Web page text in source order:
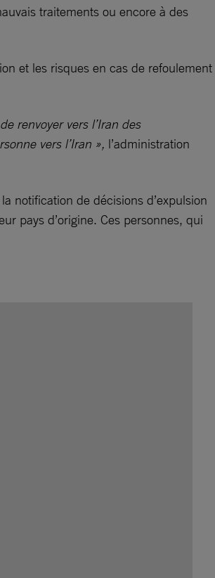
traitements ou encore à des
et les risques en cas de refoulement
renvoyer vers l’Iran des
vers l’Iran », l’administration
notification de décisions d’expulsion
pays d’origine. Ces personnes, qui